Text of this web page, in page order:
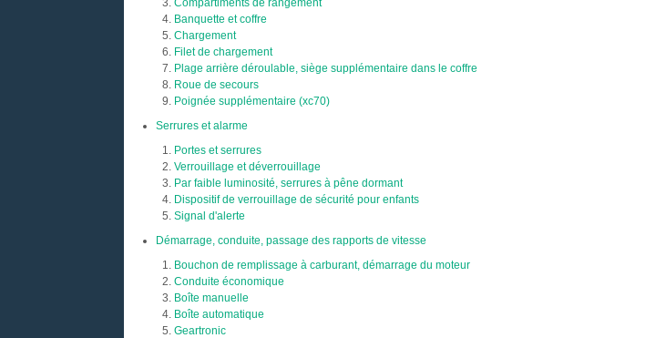
Compartiments de rangement
Banquette et coffre
Chargement
Filet de chargement
Plage arrière déroulable, siège supplémentaire dans le coffre
Roue de secours
Poignée supplémentaire (xc70)
Serrures et alarme
Portes et serrures
Verrouillage et déverrouillage
Par faible luminosité, serrures à pêne dormant
Dispositif de verrouillage de sécurité pour enfants
Signal d'alerte
Démarrage, conduite, passage des rapports de vitesse
Bouchon de remplissage à carburant, démarrage du moteur
Conduite économique
Boîte manuelle
Boîte automatique
Geartronic